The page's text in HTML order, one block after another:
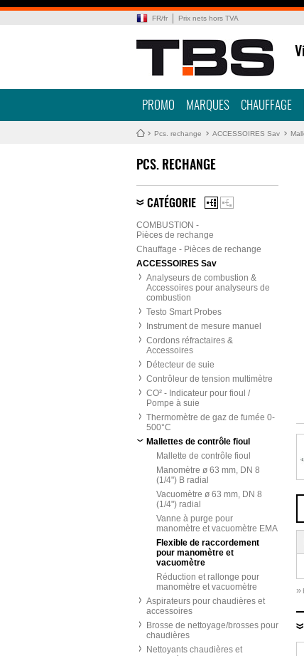
FR/fr Prix nets hors TVA
PROMO MARQUES CHAUFFAGE
Pcs. rechange ACCESSOIRES Sav
PCS. RECHANGE
CATÉGORIE
COMBUSTION -
Pièces de rechange
Chauffage - Pièces de rechange
ACCESSOIRES Sav
Analyseurs de combustion &
Accessoires pour analyseurs de
combustion
Testo Smart Probes
Instrument de mesure manuel
Cordons réfractaires &
Accessoires
Détecteur de suie
Contrôleur de tension multimètre
CO² - Indicateur pour fioul /
Pompe à suie
Thermomètre de gaz de fumée 0-
500°C
Mallettes de contrôle fioul
Mallette de contrôle fioul
Manomètre ø 63 mm, DN 8
(1/4") B radial
Vacuomètre ø 63 mm, DN 8
(1/4") radial
Vanne à purge pour
manomètre et vacuomètre EMA
Flexible de raccordement
pour manomètre et
vacuomètre
Réduction et rallonge pour
manomètre et vacuomètre
Aspirateurs pour chaudières et
accessoires
Brosse de nettoyage/brosses pour
chaudières
Nettoyants chaudières et
»